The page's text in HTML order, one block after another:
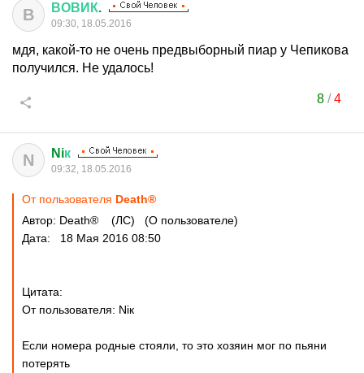
В ВОВИК.
09:30, 18.05.2016
мдя, какой-то не очень предвыборный пиар у Чепикова
получился. Не удалось!
8/4
N Niк
09:32, 18.05.2016
От пользователя Death®
Автор: Death® (ЛС) (О пользователе)
Дата: 18 Мая 2016 08:50
Цитата:
От пользователя: Niк
Если номера родные стояли, то это хозяин мог по пьяни
потерять